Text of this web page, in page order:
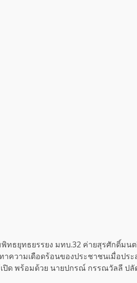
ทธยุทธยรรยง มทบ.32 ค่ายสุรศักดิ์มน
ความเดือดร้อนของประชาชนเมื่อป
ด พร้อมด้วย นายปกรณ์ กรรณวัลลี ป